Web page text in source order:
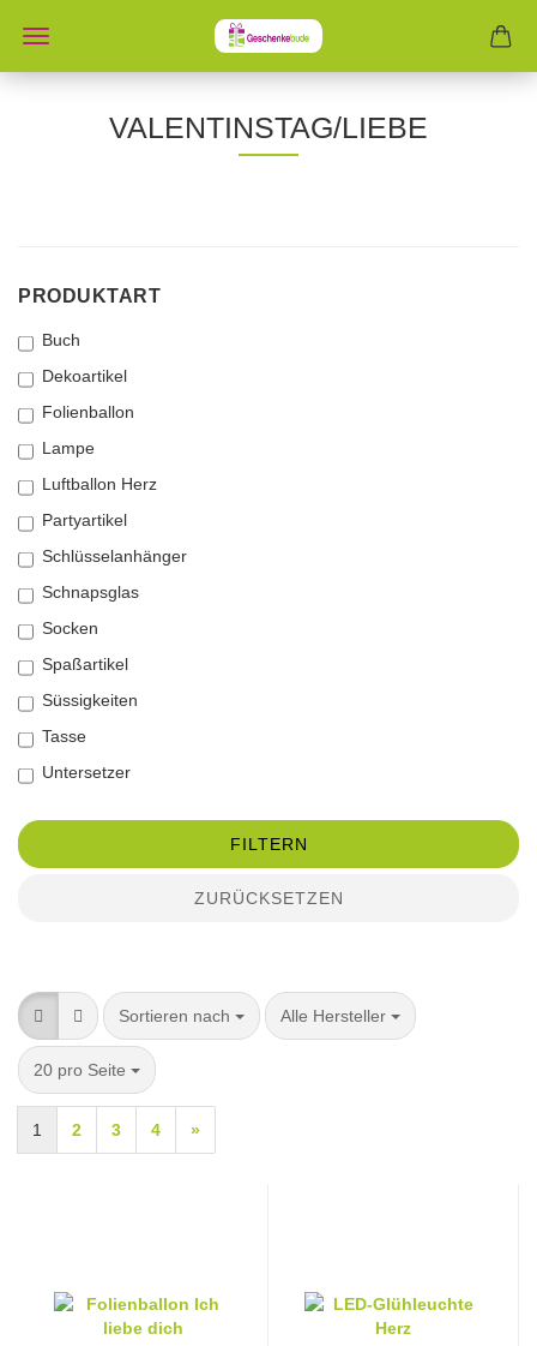
VALENTINSTAG/LIEBE
PRODUKTART
PRODUKTART
Buch
Dekoartikel
Folienballon
Lampe
Luftballon Herz
Partyartikel
Schlüsselanhänger
Schnapsglas
Socken
Spaßartikel
Süssigkeiten
Tasse
Untersetzer
FILTERN
ZURÜCKSETZEN
Sortieren nach
Sortieren nach Alle Hersteller
pro Seite
20 pro Seite
pro Seite
1 2 3 4 »